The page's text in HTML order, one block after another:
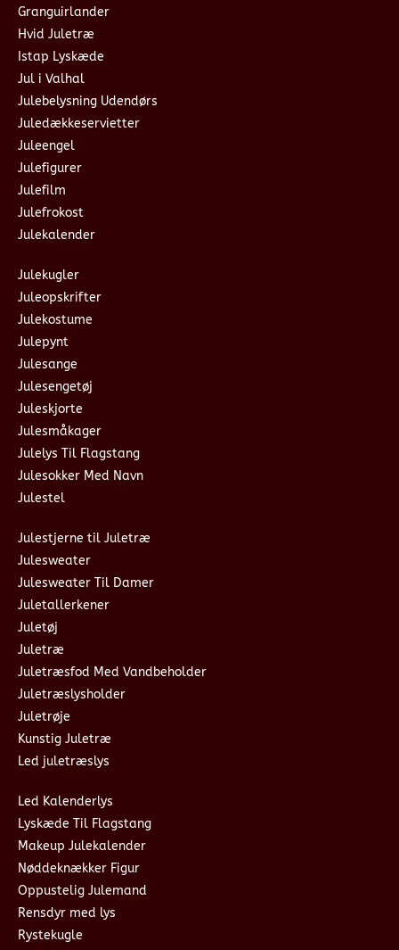
Granguirlander
Hvid Juletræ
Istap Lyskæde
Jul i Valhal
Julebelysning Udendørs
Juledækkeservietter
Juleengel
Julefigurer
Julefilm
Julefrokost
Julekalender
Julekugler
Juleopskrifter
Julekostume
Julepynt
Julesange
Julesengetøj
Juleskjorte
Julesmåkager
Julelys Til Flagstang
Julesokker Med Navn
Julestel
Julestjerne til Juletræ
Julesweater
Julesweater Til Damer
Juletallerkener
Juletøj
Juletræ
Juletræsfod Med Vandbeholder
Juletræslysholder
Juletrøje
Kunstig Juletræ
Led juletræslys
Led Kalenderlys
Lyskæde Til Flagstang
Makeup Julekalender
Nøddeknækker Figur
Oppustelig Julemand
Rensdyr med lys
Rystekugle